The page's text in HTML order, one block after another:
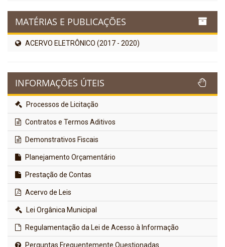
MATÉRIAS E PUBLICAÇÕES
ACERVO ELETRÔNICO (2017 - 2020)
INFORMAÇÕES ÚTEIS
Processos de Licitação
Contratos e Termos Aditivos
Demonstrativos Fiscais
Planejamento Orçamentário
Prestação de Contas
Acervo de Leis
Lei Orgânica Municipal
Regulamentação da Lei de Acesso à Informação
Perguntas Frequentemente Questionadas